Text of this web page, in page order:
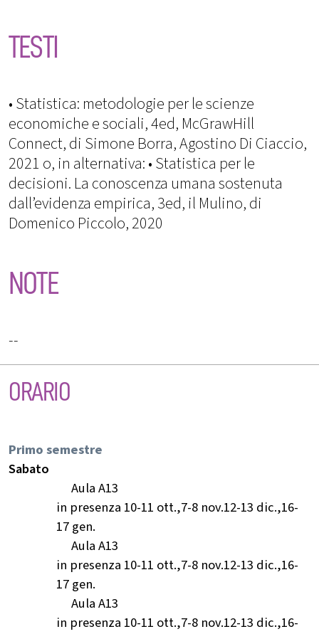
TESTI
• Statistica: metodologie per le scienze
economiche e sociali, 4ed, McGrawHill
Connect, di Simone Borra, Agostino Di Ciaccio,
2021 o, in alternativa: • Statistica per le
decisioni. La conoscenza umana sostenuta
dall’evidenza empirica, 3ed, il Mulino, di
Domenico Piccolo, 2020
NOTE
--
ORARIO
Primo semestre
Sabato
Aula A13
in presenza 10-11 ott.,7-8 nov.12-13 dic.,16-
17 gen.
Aula A13
in presenza 10-11 ott.,7-8 nov.12-13 dic.,16-
17 gen.
Aula A13
in presenza 10-11 ott.,7-8 nov.12-13 dic.,16-